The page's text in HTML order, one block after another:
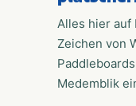
Alles hier auf
Zeichen von
Medemblik